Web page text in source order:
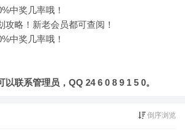
中奖几率哦！
攻略！新老会员都可查阅！
中奖几率哦！
联系管理员，QQ 24 6 0 8 9 1 5 0。
倒序浏览